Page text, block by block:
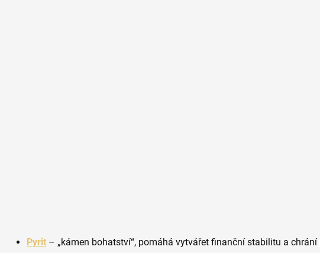
Pyrit – „kámen bohatství“, pomáhá vytvářet finanční stabilitu a chrání